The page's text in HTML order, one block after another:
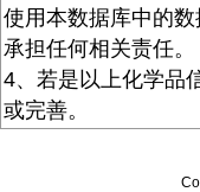
使用本数据库中的
承担任何相关责任。
4、若是以上化学品
或完善。